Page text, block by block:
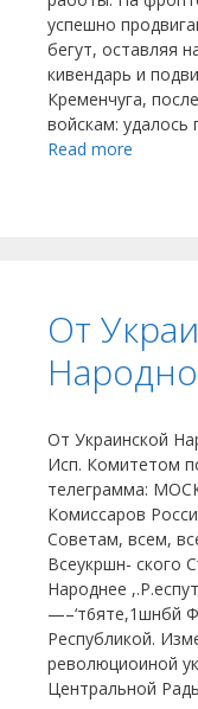
успешно
бегут, оставляя
кивендарь и
Кременчуга,
войскам: удалось
Read more
От
От Украинской
Исп. Комитетом
телеграмма:
Комиссаров
Советам, всем,
Всеукршн- ского
Народнее
—–‘т6яте,1шнбй
Республикой.
революциоиной
Центральной